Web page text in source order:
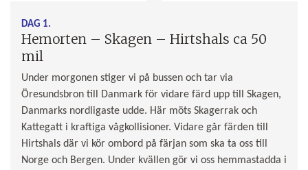
DAG 1.
Hemorten – Skagen – Hirtshals ca 50
mil
Under morgonen stiger vi på bussen och tar via
Öresundsbron till Danmark för vidare färd upp till Skagen,
Danmarks nordligaste udde. Här möts Skagerrak och
Kattegatt i kraftiga vågkollisioner. Vidare går färden till
Hirtshals där vi kör ombord på färjan som ska ta oss till
Norge och Bergen. Under kvällen gör vi oss hemmastadda i